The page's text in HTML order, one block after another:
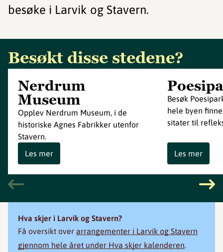
besøke i Larvik og Stavern.
Besøkt disse stedene?
Nerdrum
Museum
Opplev Nerdrum Museum, i de
historiske Agnes Fabrikker utenfor
Stavern.
Les mer
Besøk
hele byen
sitater til
Les mer
Hva skjer i Larvik og Stavern?
Få oversikt over arrangementer i Larvik og Stavern
gjennom hele året under Hva skjer kalenderen.